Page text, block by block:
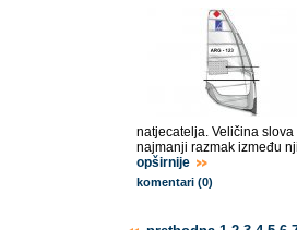
natjecatelja. Veličina
najmanji razmak između
opširnije
komentari (0)